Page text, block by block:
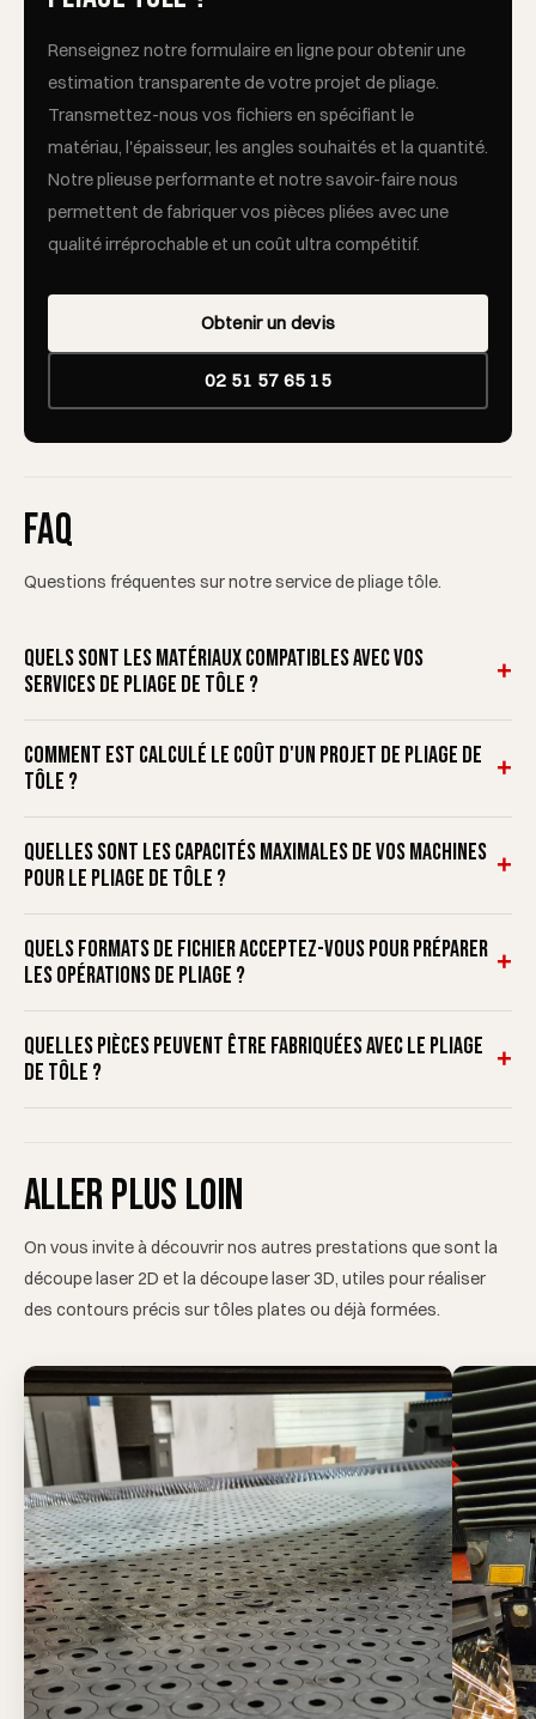
Renseignez notre formulaire en ligne pour obtenir une
estimation transparente de votre projet de pliage.
Transmettez-nous vos fichiers en spécifiant le
matériau, l'épaisseur, les angles souhaités et la quantité.
Notre plieuse performante et notre savoir-faire nous
permettent de fabriquer vos pièces pliées avec une
qualité irréprochable et un coût ultra compétitif.
Obtenir un devis
02 51 57 65 15
FAQ
Questions fréquentes sur notre service de pliage tôle.
Quels sont les matériaux compatibles avec vos
services de pliage de tôle ?
+
Comment est calculé le coût d'un projet de pliage de
tôle ?
+
Quelles sont les capacités maximales de vos machines
pour le pliage de tôle ?
+
Quels formats de fichier acceptez-vous pour préparer
les opérations de pliage ?
+
Quelles pièces peuvent être fabriquées avec le pliage
de tôle ?
+
Aller plus loin
On vous invite à découvrir nos autres prestations que sont la
découpe laser 2D et la découpe laser 3D, utiles pour réaliser
des contours précis sur tôles plates ou déjà formées.